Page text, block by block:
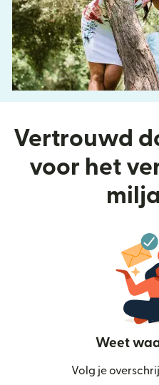
Vertrouwd
voor het
Weet
Volg je